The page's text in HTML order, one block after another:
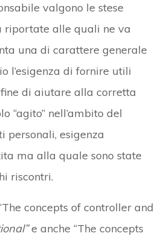
valgono le stese
riportate alle quali ne va
una di carattere generale
l’esigenza di fornire utili
di aiutare alla corretta
“agito” nell’ambito del
esigenza
ma alla quale sono state
riscontri.
concepts of controller and
e anche “The concepts